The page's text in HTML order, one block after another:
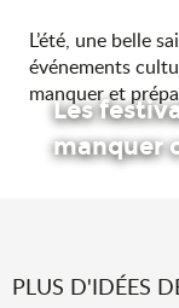
L’été, une belle
événements
manquer et
Les
manquer
PLUS D'IDÉES